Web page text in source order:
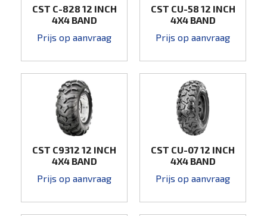
CST C-828 12 INCH
4X4 BAND
Prijs op aanvraag
CST CU-58 12 INCH
4X4 BAND
Prijs op aanvraag
CST C9312 12 INCH
4X4 BAND
Prijs op aanvraag
CST CU-07 12 INCH
4X4 BAND
Prijs op aanvraag